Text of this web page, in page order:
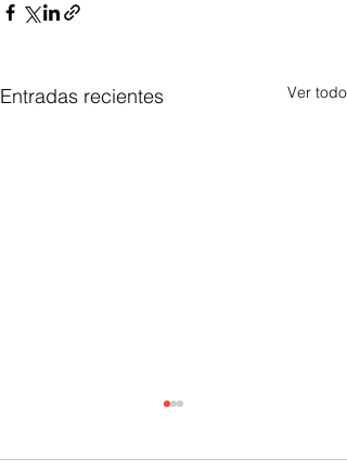
Entradas recientes Ver todo